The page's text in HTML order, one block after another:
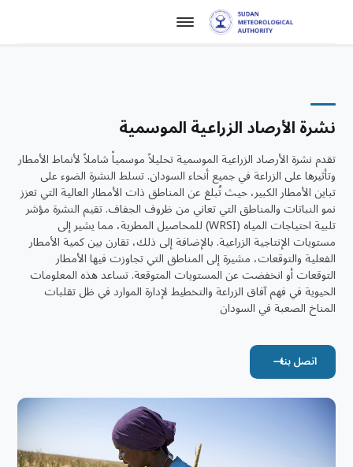
نشرة الأرصاد الزراعية الموسمية
تقدم نشرة الأرصاد الزراعية الموسمية تحليلاً موسمياً شاملاً لأنماط الأمطار
وتأثيرها على الزراعة في جميع أنحاء السودان. تسلط النشرة الضوء على
تباين الأمطار الكبير، حيث تُبلغ عن المناطق ذات الأمطار العالية التي تعزز
نمو النباتات والمناطق التي تعاني من ظروف الجفاف. تقيم النشرة مؤشر
تلبية احتياجات المياه (WRSI) للمحاصيل المطرية، مما يشير إلى
مستويات الإنتاجية الزراعية. بالإضافة إلى ذلك، تقارن بين كمية الأمطار
الفعلية والتوقعات، مشيرة إلى المناطق التي تجاوزت فيها الأمطار
التوقعات أو انخفضت عن المستويات المتوقعة. تساعد هذه المعلومات
الحيوية في فهم آفاق الزراعة والتخطيط لإدارة الموارد في ظل تقلبات
المناخ الصعبة في السودان
اتصل بنا